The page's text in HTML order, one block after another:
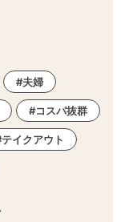
夫婦
コスパ抜群
テイクアウト